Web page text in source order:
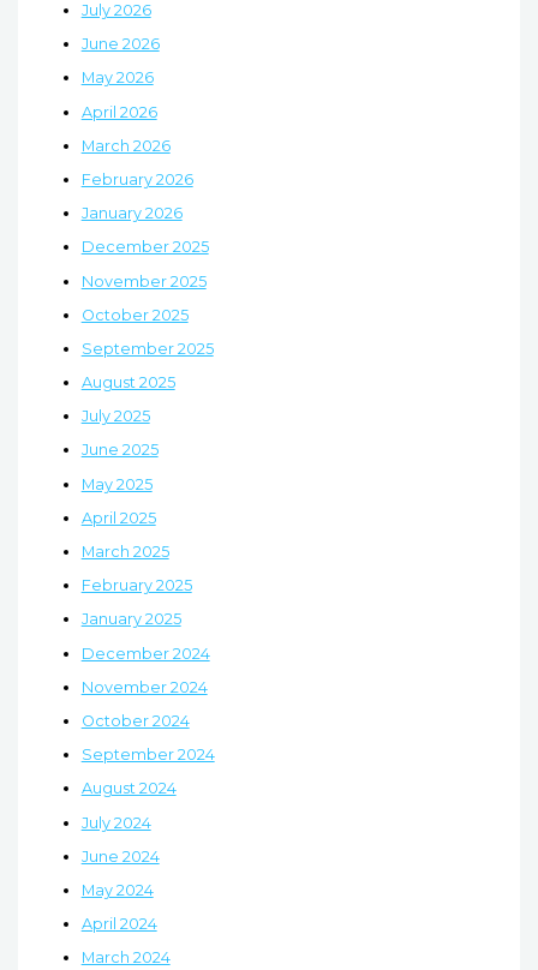
July 2026
June 2026
May 2026
April 2026
March 2026
February 2026
January 2026
December 2025
November 2025
October 2025
September 2025
August 2025
July 2025
June 2025
May 2025
April 2025
March 2025
February 2025
January 2025
December 2024
November 2024
October 2024
September 2024
August 2024
July 2024
June 2024
May 2024
April 2024
March 2024